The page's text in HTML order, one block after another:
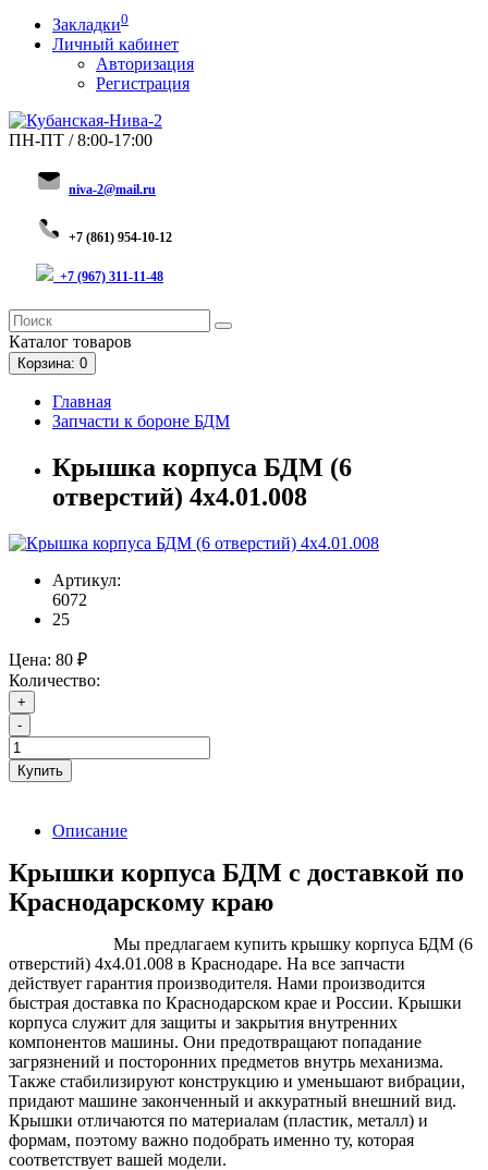
Закладки0
Личный кабинет
Авторизация
Регистрация
ПН-ПТ / 8:00-17:00
niva-2@mail.ru
+7 (861) 954-10-12
+7 (967) 311-11-48
Каталог товаров
Корзина: 0
Главная
Запчасти к бороне БДМ
Крышка корпуса БДМ (6
отверстий) 4х4.01.008
Артикул:
6072
25
Цена: 80 ₽
Количество:
+
-
Купить
Описание
Крышки корпуса БДМ с доставкой по
Краснодарскому краю
Мы предлагаем купить крышку корпуса БДМ (6
отверстий) 4х4.01.008 в Краснодаре. На все запчасти
действует гарантия производителя. Нами производится
быстрая доставка по Краснодарском крае и России. Крышки
корпуса служит для защиты и закрытия внутренних
компонентов машины. Они предотвращают попадание
загрязнений и посторонних предметов внутрь механизма.
Также стабилизируют конструкцию и уменьшают вибрации,
придают машине законченный и аккуратный внешний вид.
Крышки отличаются по материалам (пластик, металл) и
формам, поэтому важно подобрать именно ту, которая
соответствует вашей модели.